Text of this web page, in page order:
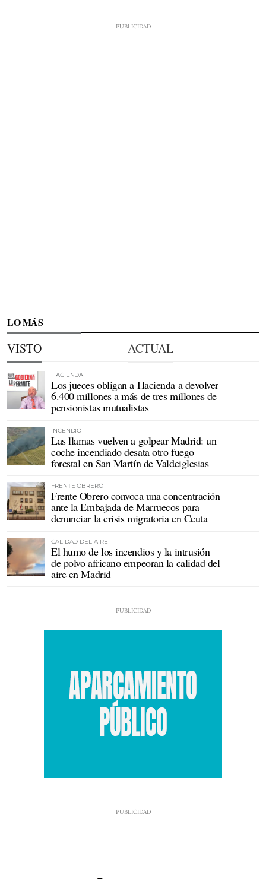
LO MÁS
VISTO ACTUAL
HACIENDA
Los jueces obligan a Hacienda a devolver
6.400 millones a más de tres millones de
pensionistas mutualistas
INCENDIO
Las llamas vuelven a golpear Madrid: un
coche incendiado desata otro fuego
forestal en San Martín de Valdeiglesias
FRENTE OBRERO
Frente Obrero convoca una concentración
ante la Embajada de Marruecos para
denunciar la crisis migratoria en Ceuta
CALIDAD DEL AIRE
El humo de los incendios y la intrusión
de polvo africano empeoran la calidad del
aire en Madrid